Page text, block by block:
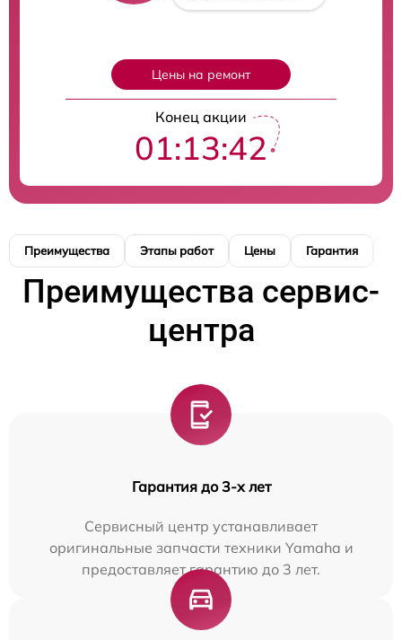
Цены на ремонт
Конец акции
01:13:41
Преимущества Этапы работ Цены Гарантия
Преимущества сервис-
центра
Гарантия до 3-х лет
Сервисный центр устанавливает
оригинальные запчасти техники Yamaha и
предоставляет гарантию до 3 лет.